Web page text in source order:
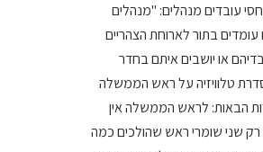
עובדים מנהלים: "מנהלים
עומדים בתור לארוחת הצהריים
או יושבים איתם בחדר
טלוויזיה על ראש הממשלה
הבאות: לראש הממשלה אין
שני שומרי ראש שהולכים כמה